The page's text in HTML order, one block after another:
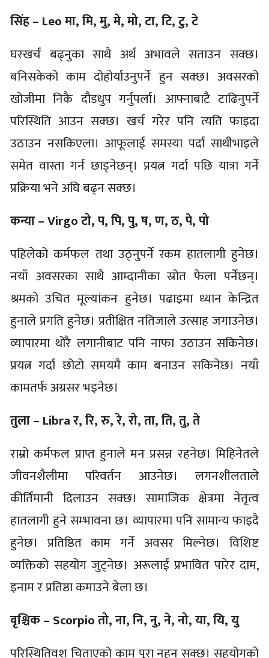
सिंह – Leo मा, मि, मु, मे, मो, टा, टि, टु, टे
घरखर्च बढ्नुका साथै अर्थ अभावले सताउन सक्छ।
बनिसकेको काम दोहोर्याउनुपर्ने हुन सक्छ। अवसरको
खोजीमा निकै दौडधुप गर्नुपर्ला। आफ्नाबाटै टाढिनुपर्ने
परिस्थिति आउन सक्छ। खर्च गरेर पनि त्यति फाइदा
उठाउन नसकिएला। आफूलाई समस्या पर्दा साथीभाइले
समेत वास्ता गर्न छाड्नेछन्। प्रयत्न गर्दा पछि यात्रा गर्ने
प्रक्रिया भने अघि बढ्न सक्छ।
कन्या – Virgo टो, प, पि, पु, ष, ण, ठ, पे, पो
पहिलेको कर्मफल तथा उठ्नुपर्ने रकम हातलागी हुनेछ।
नयाँ अवसरका साथै आम्दानीका स्रोत फेला पर्नेछन्।
श्रमको उचित मूल्यांकन हुनेछ। पढाइमा ध्यान केन्द्रित
हुनाले प्रगति हुनेछ। प्रतीक्षित नतिजाले उत्साह जगाउनेछ।
व्यापारमा थोरै लगानीबाट पनि नाफा उठाउन सकिनेछ।
प्रयत्न गर्दा छोटो समयमै काम बनाउन सकिनेछ। नयाँ
कामतर्फ अग्रसर भइनेछ।
तुला – Libra र, रि, रु, रे, रो, ता, ति, तु, ते
राम्रो कर्मफल प्राप्त हुनाले मन प्रसन्न रहनेछ। मिहिनेतले
जीवनशैलीमा परिवर्तन आउनेछ। लगनशीलताले
कीर्तिमानी दिलाउन सक्छ। सामाजिक क्षेत्रमा नेतृत्व
हातलागी हुने सम्भावना छ। व्यापारमा पनि सामान्य फाइदै
हुनेछ। प्रतिष्ठित काम गर्ने अवसर मिल्नेछ। विशिष्ट
व्यक्तिको सहयोग जुट्नेछ। अरूलाई प्रभावित पारेर दाम,
इनाम र प्रतिष्ठा कमाउने बेला छ।
वृश्चिक – Scorpio तो, ना, नि, नु, ने, नो, या, यि, यु
परिस्थितिवश चिताएको काम पूरा नहुन सक्छ। सहयोगको